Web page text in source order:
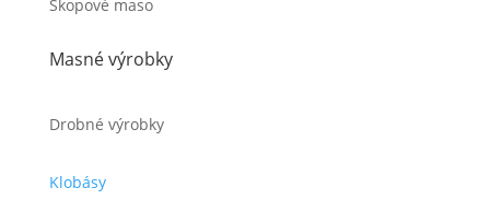
Skopové maso
Masné výrobky
Drobné výrobky
Klobásy